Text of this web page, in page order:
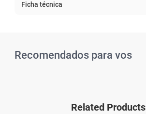
Ficha técnica
Recomendados para vos
Related Products